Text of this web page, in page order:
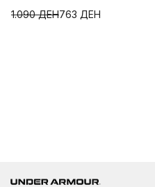
763 ДЕН
1.090ДЕН